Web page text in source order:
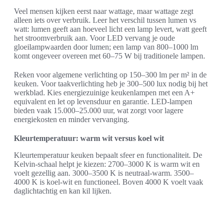
Veel mensen kijken eerst naar wattage, maar wattage zegt
alleen iets over verbruik. Leer het verschil tussen lumen vs
watt: lumen geeft aan hoeveel licht een lamp levert, watt geeft
het stroomverbruik aan. Voor LED vervang je oude
gloeilampwaarden door lumen; een lamp van 800–1000 lm
komt ongeveer overeen met 60–75 W bij traditionele lampen.
Reken voor algemene verlichting op 150–300 lm per m² in de
keuken. Voor taakverlichting heb je 300–500 lux nodig bij het
werkblad. Kies energiezuinige keukenlampen met een A+
equivalent en let op levensduur en garantie. LED-lampen
bieden vaak 15.000–25.000 uur, wat zorgt voor lagere
energiekosten en minder vervanging.
Kleurtemperatuur: warm wit versus koel wit
Kleurtemperatuur keuken bepaalt sfeer en functionaliteit. De
Kelvin-schaal helpt je kiezen: 2700–3000 K is warm wit en
voelt gezellig aan. 3000–3500 K is neutraal-warm. 3500–
4000 K is koel-wit en functioneel. Boven 4000 K voelt vaak
daglichtachtig en kan kil lijken.